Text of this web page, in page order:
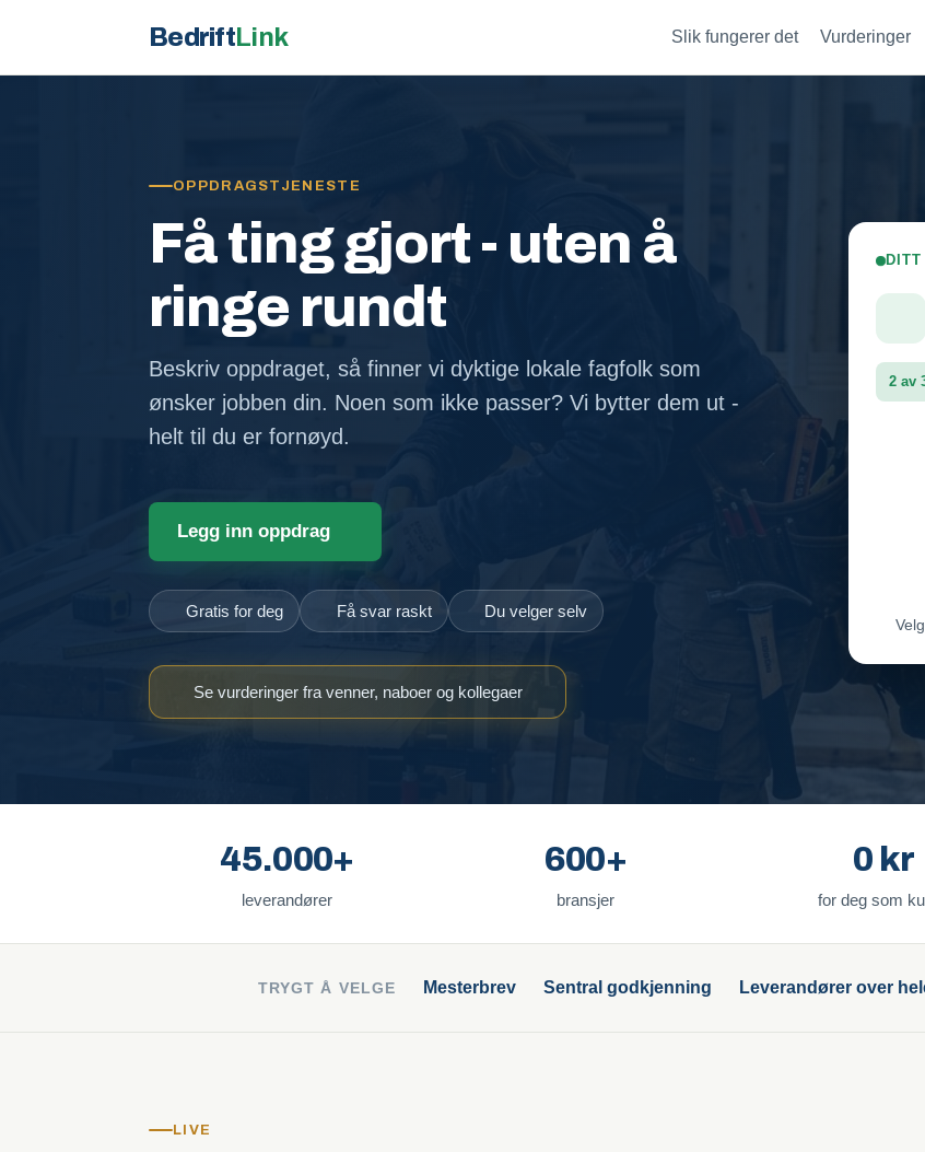
BedriftLink Slik fungerer det Vurderinger
OPPDRAGSTJENESTE
Få ting gjort - uten å
ringe rundt
Beskriv oppdraget, så finner vi dyktige lokale fagfolk som
ønsker jobben din. Noen som ikke passer? Vi bytter dem ut -
helt til du er fornøyd.
Legg inn oppdrag
Gratis for deg Få svar raskt Du velger selv
Se vurderinger fra venner, naboer og kollegaer
DITT
2 av
45.000+
leverandører
600+
bransjer
0 kr
for deg som
TRYGT Å VELGE Mesterbrev Sentral godkjenning Leverandører over
LIVE